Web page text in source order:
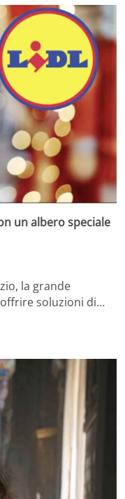
un albero speciale
la grande
soluzioni di…